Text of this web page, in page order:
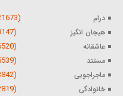
درام (21673)
هیجان انگیز (9147)
عاشقانه (6520)
مستند (5539)
ماجراجویی (3842)
خانوادگی (2819)